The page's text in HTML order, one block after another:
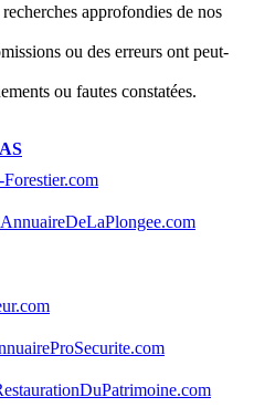
approfondies de nos
ou des erreurs ont peut-
ou fautes constatées.